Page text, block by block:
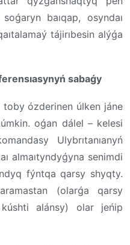
baıqap, osyndaı
tájirıbesin alýǵa
sabaǵy
ózderinen úlken jáne
oǵan dálel – kelesi
Ulybrıtanıanyń
almaıtyndyǵyna senimdi
fýntqa qarsy shyqty.
(olarǵa qarsy
alánsy) olar jeńip